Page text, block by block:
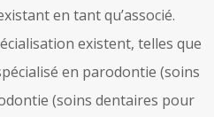
en tant qu’associé.
existent, telles que
en parodontie (soins
(soins dentaires pour